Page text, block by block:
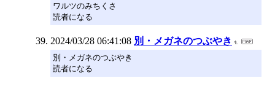
ワルツのみちくさ
読者になる
2024/03/28 06:41:08 別・メガネのつぶやき
別・メガネのつぶやき
読者になる